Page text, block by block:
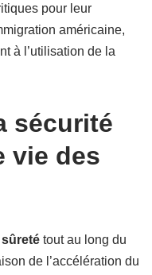
pour leur
américaine,
à l’utilisation de la
sécurité
vie des
sûreté tout au long du
de l’accélération du